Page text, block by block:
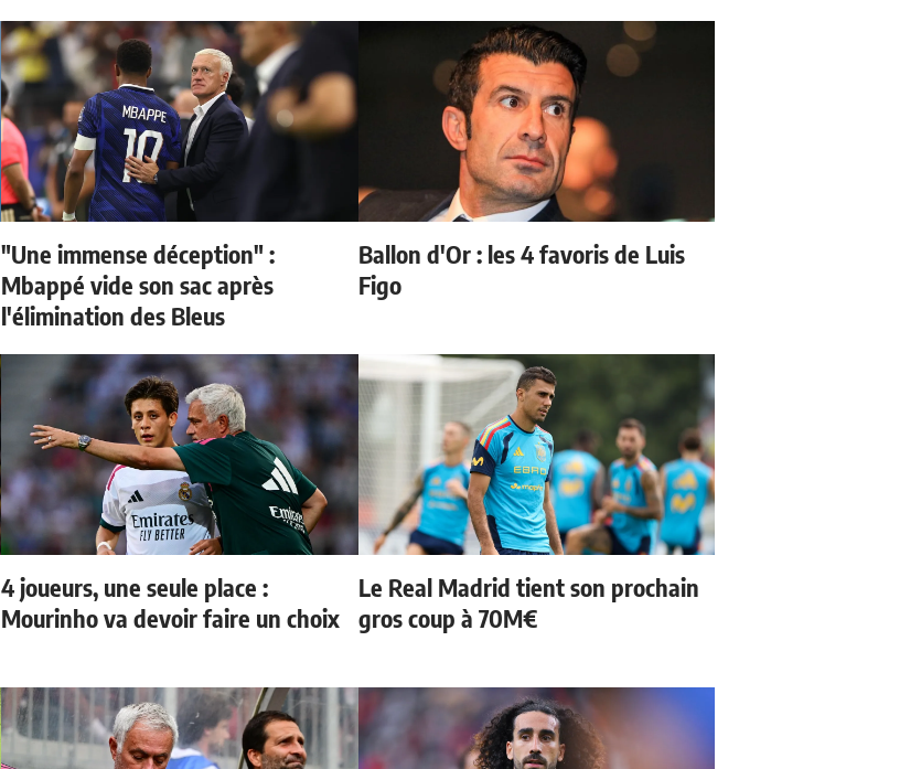
"Une immense déception" :
Mbappé vide son sac après
l'élimination des Bleus
Ballon d'Or : les 4 favoris de Luis
Figo
4 joueurs, une seule place :
Mourinho va devoir faire un choix
Le Real Madrid tient son prochain
gros coup à 70M€